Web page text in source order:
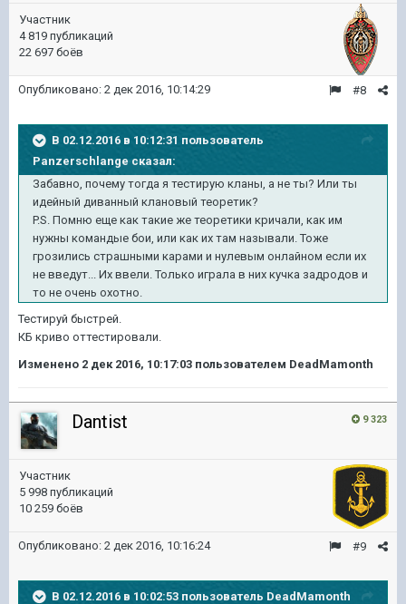
Участник
4 819 публикаций
22 697 боёв
#8
Опубликовано: 2 дек 2016, 10:14:29
В 02.12.2016 в 10:12:31 пользователь
Panzerschlange сказал:
Забавно, почему тогда я тестирую кланы, а не ты? Или ты
идейный диванный клановый теоретик?
P.S. Помню еще как такие же теоретики кричали, как им
нужны командые бои, или как их там называли. Тоже
грозились страшными карами и нулевым онлайном если их
не введут... Их ввели. Только играла в них кучка задродов и
то не очень охотно.
Тестируй быстрей.
КБ криво оттестировали.
Изменено 2 дек 2016, 10:17:03 пользователем DeadMamonth
9 323
Dantist
Участник
5 998 публикаций
10 259 боёв
#9
Опубликовано: 2 дек 2016, 10:16:24
В 02.12.2016 в 10:02:53 пользователь DeadMamonth